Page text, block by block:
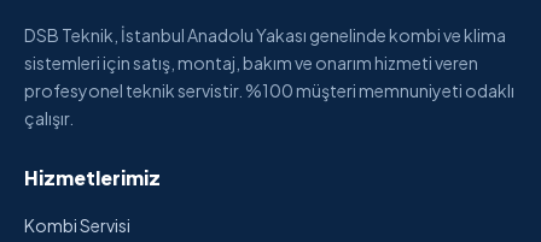
DSB Teknik, İstanbul Anadolu Yakası genelinde kombi ve klima
sistemleri için satış, montaj, bakım ve onarım hizmeti veren
profesyonel teknik servistir. %100 müşteri memnuniyeti odaklı
çalışır.
Hizmetlerimiz
Kombi Servisi